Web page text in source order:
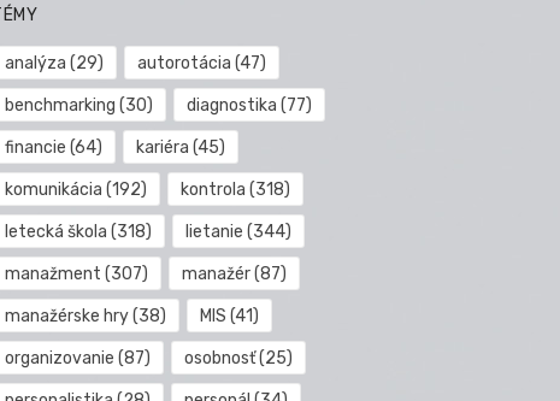
analýza (29) autorotácia (47)
benchmarking (30) diagnostika (77)
financie (64) kariéra (45)
komunikácia (192) kontrola (318)
letecká škola (318) lietanie (344)
manažment (307) manažér(87)
manažérske hry(38) MIS (41)
organizovanie (87) osobnosť(25)